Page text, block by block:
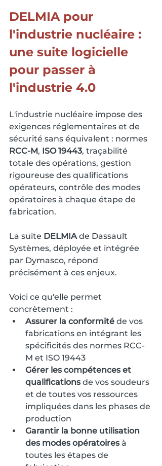
DELMIA pour
l'industrie nucléaire :
une suite logicielle
pour passer à
l'industrie 4.0
L'industrie nucléaire impose des
exigences réglementaires et de
sécurité sans équivalent : normes
RCC-M, ISO 19443, traçabilité
totale des opérations, gestion
rigoureuse des qualifications
opérateurs, contrôle des modes
opératoires à chaque étape de
fabrication.
La suite DELMIA de Dassault
Systèmes, déployée et intégrée
par Dymasco, répond
précisément à ces enjeux.
Voici ce qu'elle permet
concrètement :
Assurer la conformité de vos
fabrications en intégrant les
spécificités des normes RCC-
M et ISO 19443
Gérer les compétences et
qualifications de vos soudeurs
et de toutes vos ressources
impliquées dans les phases de
production
Garantir la bonne utilisation
des modes opératoires à
toutes les étapes de